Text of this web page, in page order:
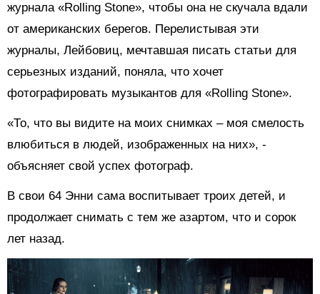
журнала «Rolling Stone», чтобы она не скучала вдали
от американских берегов. Перелистывая эти
журналы, Лейбовиц, мечтавшая писать статьи для
серьезных изданий, поняла, что хочет
фотографировать музыкантов для «Rolling Stone».
«То, что вы видите на моих снимках – моя смелость
влюбиться в людей, изображенных на них», -
объясняет свой успех фотограф.
В свои 64 Энни сама воспитывает троих детей, и
продолжает снимать с тем же азартом, что и сорок
лет назад.